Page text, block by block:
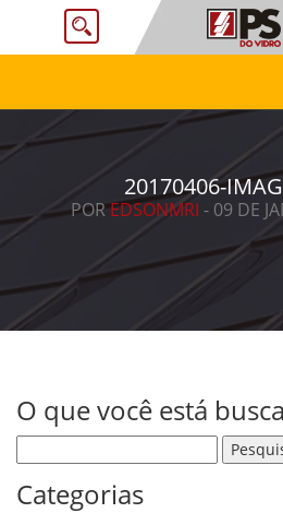
20170406-
POREDSONMRI - 09 DE
O que você está
Categorias